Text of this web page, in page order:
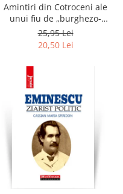
Amintiri din Cotroceni ale
unui fiu de „burghezo-
mosier”.Vol.3 - Sorin M.
Radulescu
25,95 Lei
20,50 Lei